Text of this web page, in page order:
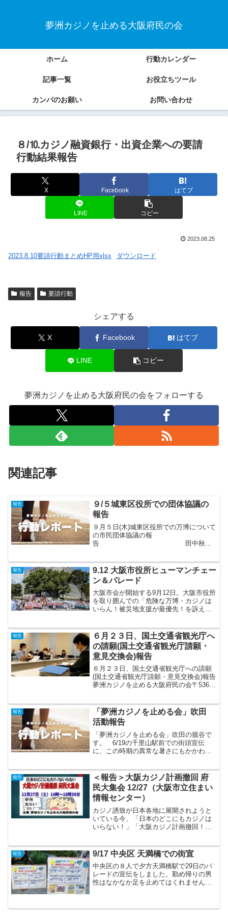
夢洲カジノを止める大阪府民の会
ホーム 行動カレンダー
記事一覧 お役立ちツール
カンパのお願い お問い合わせ
８/⒑カジノ融資銀行・出資企業への要請
行動結果報告
X Facebook はてブ
LINE コピー
2023.08.25
2023.8.10要請行動まとめHP用xlsx ダウンロード
報告 要請行動
シェアする
X Facebook はてブ
LINE コピー
夢洲カジノを止める大阪府民の会をフォローする
関連記事
報告
９/５城東区役所での団体協議の
報告
９月５日(木)城東区役所での万博について
の市民団体協議の報
告 田中秋子
阪」と「夢洲カジノを止める大阪府民の
会・城東」が5月に共同提出していた
「質...
報告
9.12 大阪市役所ヒューマンチェー
ン＆パレード
大阪市会が開始する9月12日。大阪市役所
を取り囲んでの「危険な万博・カジノは
いらん！被災地支援が最優先！を訴える
完成しませんでしたが、道行く人や市役
所・議会に大きな...
報告
６月２３日、国土交通省観光庁へ
の請願(国土交通省観光庁請願・
意見交換会)報告
６月２３日、国土交通省観光庁への請願
(国土交通省観光庁請願・意見交換会)報告
夢洲カジノを止める大阪府民の会〒536-
3170(山川)アドレス stop-c...
報告
「夢洲カジノを止める会」吹田
活動報告
「夢洲カジノを止める会」吹田の籠谷で
す。 6/19の千里山駅前での街頭宣伝
に、この時期の異常な暑さにもかかわら
らない」のチラシ（下に添付）配布の受
け取りはよく、「署名...
報告
＜報告＞大阪カジノ計画撤回 府
民大集会 12/27（大阪市立住まい
情報センター）
カジノ誘致が日本各地に展開されようと
いている今、「日本のどこにもカジノは
いらない！」「大阪カジノ計画撤回！」
加者が詰めかけ、大阪のカジノ計画を撤
回させるための議論を...
報告 9/17 中央区 天満橋での街宣
中央区の８人で夕方天満橋駅で29日のパ
レードの宣伝をしました。勤め帰りの男
性はなかなか足を止めてはくれません
「万博より被災地にお金を使うべき」と